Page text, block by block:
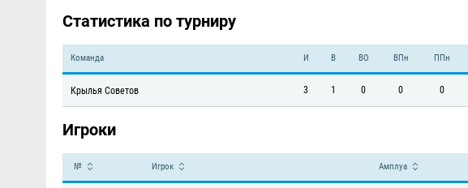
Статистика по турниру
Команда И В ВО ВПн ППн
Крылья Советов 3 1 0 0 0
Игроки
№ Игрок Амплуа